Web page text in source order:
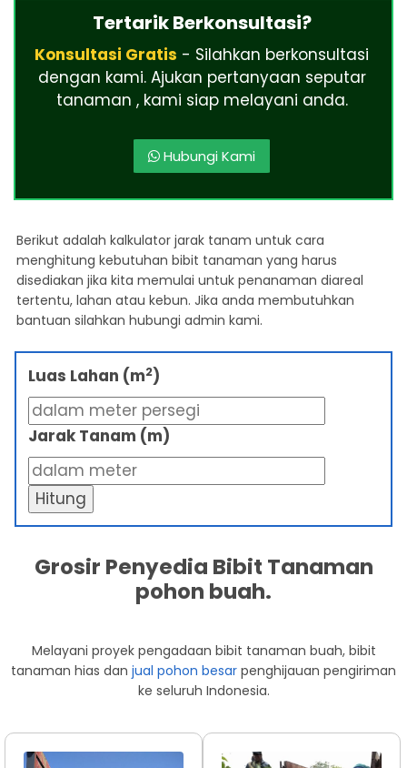
Tertarik Berkonsultasi?
Konsultasi Gratis - Silahkan berkonsultasi
dengan kami. Ajukan pertanyaan seputar
tanaman , kami siap melayani anda.
Hubungi Kami
Berikut adalah kalkulator jarak tanam untuk cara
menghitung kebutuhan bibit tanaman yang harus
disediakan jika kita memulai untuk penanaman diareal
tertentu, lahan atau kebun. Jika anda membutuhkan
bantuan silahkan hubungi admin kami.
Luas Lahan (m2)
Jarak Tanam (m)
Hitung
Grosir Penyedia Bibit Tanaman
pohon buah.
Melayani proyek pengadaan bibit tanaman buah, bibit
tanaman hias dan jual pohon besar penghijauan pengiriman
ke seluruh Indonesia.